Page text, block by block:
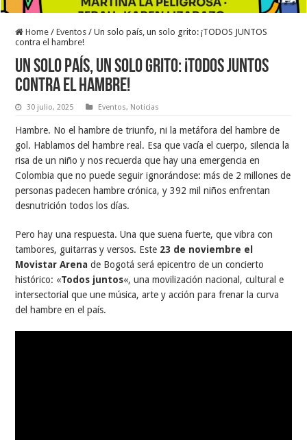
Home / Eventos / Un solo país, un solo grito: ¡TODOS JUNTOS
contra el hambre!
Un solo país, un solo grito: ¡TODOS JUNTOS
contra el hambre!
30 julio, 2025 Eventos, Noticias
Hambre. No el hambre de triunfo, ni la metáfora del hambre de
gol. Hablamos del hambre real. Esa que vacía el cuerpo, silencia la
risa de un niño y nos recuerda que hay una emergencia en
Colombia que no puede seguir ignorándose: más de 2 millones de
personas padecen hambre crónica, y 392 mil niños enfrentan
desnutrición todos los días.
Pero hay una respuesta. Una que suena fuerte, que vibra con
tambores, guitarras y versos. Este 23 de noviembre el
Movistar Arena de Bogotá será epicentro de un concierto
histórico: «Todos juntos«, una movilización nacional, cultural e
intersectorial que une música, arte y acción para frenar la curva
del hambre en el país.